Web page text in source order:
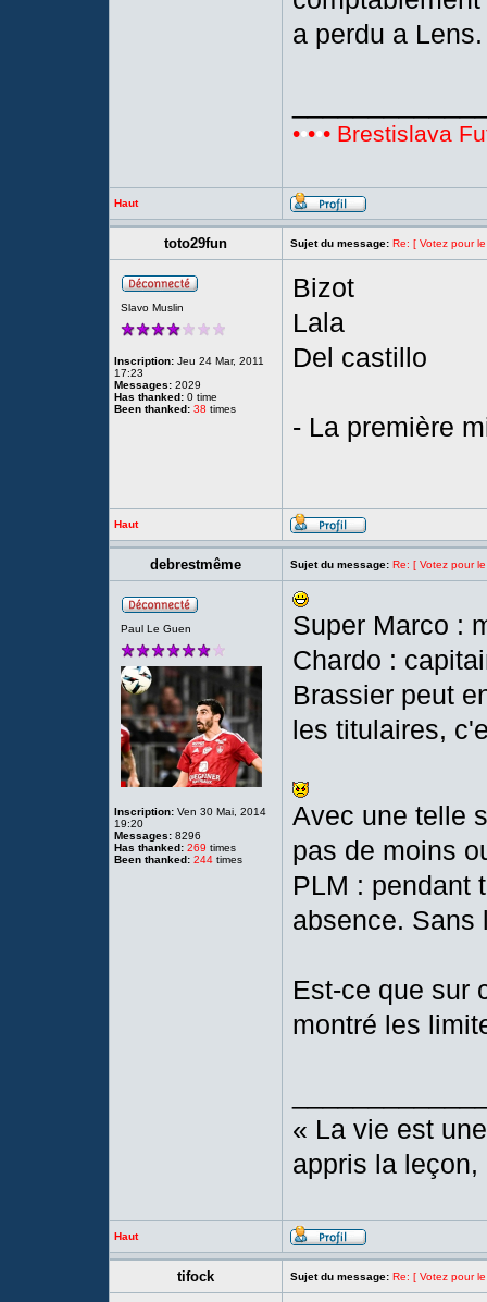
a perdu a Lens.
••••• Brestislava
Haut
toto29fun Sujet du message: Re: [ Votez pour
Slavo Muslin
Inscription: Jeu 24 Mar, 2011
17:23
Messages: 2029
Has thanked: 0 time
Been thanked: 38 times
Bizot
Lala
Del castillo
- La première
Haut
debrestmême Sujet du message: Re: [ Votez pour
Paul Le Guen
Inscription: Ven 30 Mai, 2014
19:20
Messages: 8296
Has thanked: 269 times
Been thanked: 244 times
Super Marco :
Chardo :
Brassier peut
les titulaires,
Avec une telle
pas de moins
PLM : pendant
absence. Sans
Est-ce que sur
montré les
« La vie est
appris la
Haut
tifock Sujet du message: Re: [ Votez pour